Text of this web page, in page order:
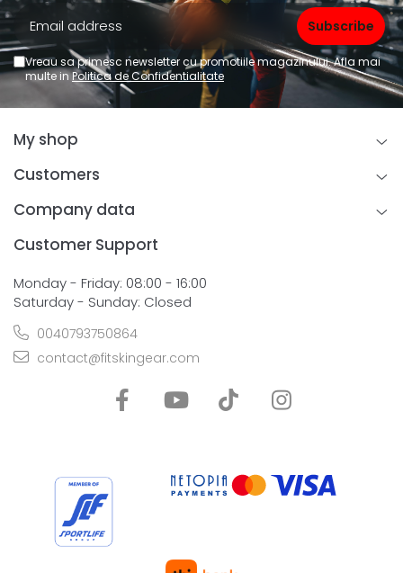
Vreau sa primesc newsletter cu promotiile magazinului. Afla mai
multe inPolitica de Confidentialitate
My shop
Customers
Company data
Customer Support
Monday - Friday: 08:00 - 16:00
Saturday - Sunday: Closed
0040793750864
contact@fitskingear.com